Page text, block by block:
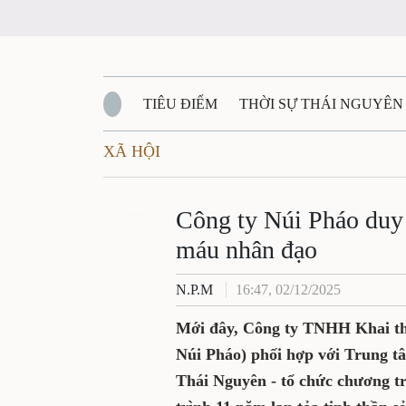
TIÊU ĐIỂM THỜI SỰ THÁI NGUYÊN
QUỐC PHÒNG - AN NINH
QUÊ HƯƠNG - ĐẤT NƯỚC QUỐC TẾ
VĂN BẢN, CHÍNH SÁCH MỚI
XÃ HỘI
Công ty Núi
trào hiến máu
N.P.M 16:47, 02/12/2025
Mới đây, Công ty TNHH
(Công ty Núi Pháo) phối
Bệnh viện Trung ương